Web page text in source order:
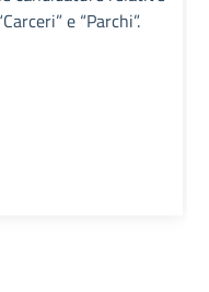
e “Parchi”.